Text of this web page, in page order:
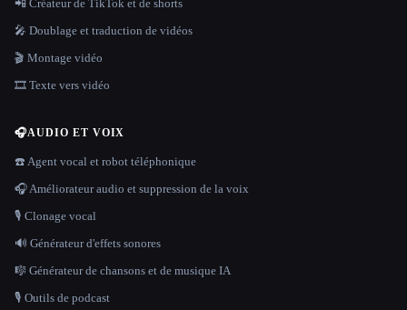
📲 Créateur de TikTok et de shorts
🎤 Doublage et traduction de vidéos
🎬 Montage vidéo
🎞️ Texte vers vidéo
🎧AUDIO ET VOIX
☎️ Agent vocal et robot téléphonique
🎧 Améliorateur audio et suppression de la voix
🎙️ Clonage vocal
🔊 Générateur d'effets sonores
🎼 Générateur de chansons et de musique IA
🎙️ Outils de podcast